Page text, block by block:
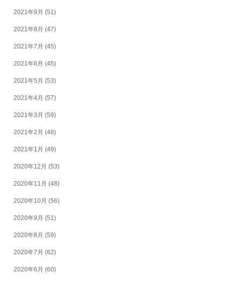
2021年9月 (51)
2021年8月 (47)
2021年7月 (45)
2021年6月 (45)
2021年5月 (53)
2021年4月 (57)
2021年3月 (59)
2021年2月 (48)
2021年1月 (49)
2020年12月 (53)
2020年11月 (48)
2020年10月 (56)
2020年9月 (51)
2020年8月 (59)
2020年7月 (62)
2020年6月 (60)